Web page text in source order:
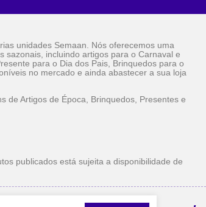
unidades Semaan. Nós oferecemos uma
sazonais, incluindo artigos para o Carnaval e
para o Dia dos Pais, Brinquedos para o
no mercado e ainda abastecer a sua loja
de Artigos de Época, Brinquedos, Presentes e
publicados está sujeita a disponibilidade de